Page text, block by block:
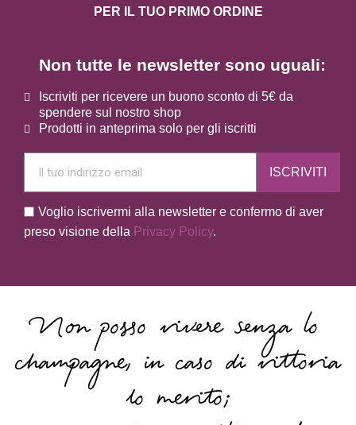
Non tutte le newsletter sono uguali:
Iscriviti per ricevere un buono sconto di 5€ da
spendere sul nostro shop
Prodotti in anteprima solo per gli iscritti
ISCRIVITI
Voglio iscrivermi alla newsletter e confermo di aver
preso visione della Privacy Policy.
PER IL TUO PRIMO ORDINE
Non posso vivere senza lo
champagne, in caso di vittoria
lo merito;